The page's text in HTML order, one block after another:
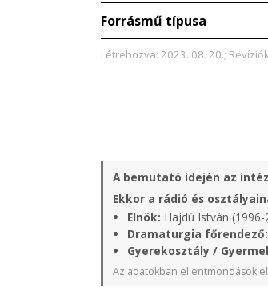
Forrásmű típusa
Létrehozva: 2023. 08. 20.;
A bemutató idején az
Ekkor a rádió és
Elnök: Hajdú István (1996-
Dramaturgia főrendező:
Gyerekosztály /
Az adatokban ellentmondások